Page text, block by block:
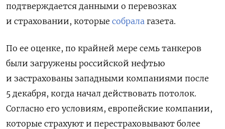
подтверждается данными о перевозках
и страховании, которые собрала газета.
По ее оценке, по крайней мере семь танкеров
были загружены российской нефтью
и застрахованы западными компаниями после
5 декабря, когда начал действовать потолок.
Согласно его условиям, европейские компании,
которые страхуют и перестраховывают более